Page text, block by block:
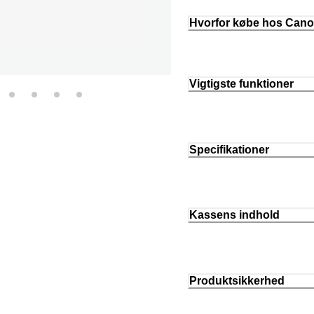
Hvorfor købe hos
Vigtigste funktioner
Specifikationer
Kassens indhold
Produktsikkerhed